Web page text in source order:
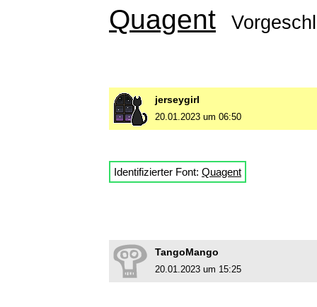
Quagent
jerseygirl
20.01.2023 um 06:50
Identifizierter Font: Quagent
TangoMango
20.01.2023 um 15:25